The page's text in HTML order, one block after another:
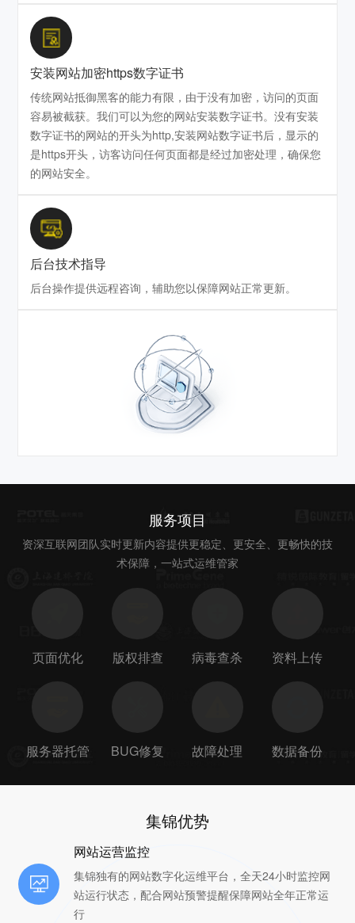
安装网站加密https数字证书
传统网站抵御黑客的能力有限，由于没有加密，访问的页面
容易被截获。我们可以为您的网站安装数字证书。没有安装
数字证书的网站的开头为http,安装网站数字证书后，显示的
是https开头，访客访问任何页面都是经过加密处理，确保您
的网站安全。
后台技术指导
后台操作提供远程咨询，辅助您以保障网站正常更新。
服务项目
资深互联网团队实时更新内容提供更稳定、更安全、更畅快的技
术保障，一站式运维管家
页面优化 版权排查 病毒查杀 资料上传
服务器托管 BUG修复 故障处理 数据备份
集锦优势
网站运营监控
集锦独有的网站数字化运维平台，全天24小时监控网
站运行状态，配合网站预警提醒保障网站全年正常运
行